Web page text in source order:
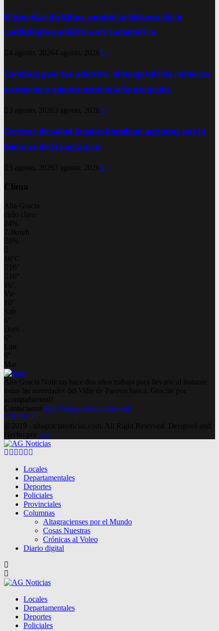
El Hospital de Niños cambió la historia de la
cardiología pediátrica en Sudamérica
4 agosto, 20264 agosto, 2026 0
Cambios puertas adentro: el Hospital Illia refuerza
su equipo y apunta a mejorar la atención
3 agosto, 2026 3 agosto, 2026 0
Centros de salud locales impulsan acciones por la
Semana de la Lactancia
3 agosto, 2026 3 agosto, 2026 0
Clima
Alta Gracia
cielo claro
24%
7.3km/h
0%
16 C
16
16
16
Vie
10
Sab
6
Dom
6
Lun
6
Mar
Alta Gracia Noticias hace dos años trabaja para llevarte al instante
todas las novedades del Valle de Paravachasca. Gracias por
acompañarnos!!
Contactanos info@altagracianoticias.com
Facebook
Twitter
Instagram
Pinterest
Google
@2019 - altagracianoticias.com. All Right Reserved. Designed and
Hecho por lma
Facebook
Twitter
Instagram
Pinterest
Google
Locales
Departamentales
Deportes
Policiales
Provinciales
Columnas
Altagracienses por el Mundo
Cosas Nuestras
Crónicas al Voleo
Diario digital
Locales
Departamentales
Deportes
Policiales